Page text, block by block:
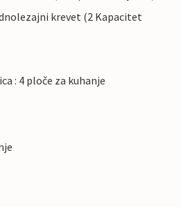
krevet (2 Kapacitet
: 4 ploče za kuhanje